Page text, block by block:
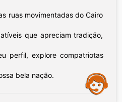
ruas movimentadas do Cairo
que apreciam tradição,
perfil, explore compatriotas
bela nação.